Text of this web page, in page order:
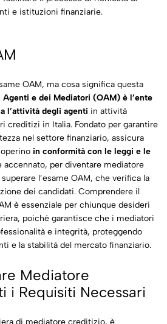
e istituzioni finanziarie.
OAM, ma cosa significa questa
Agenti e dei Mediatori (OAM) è l’ente
l’attività degli agenti in attività
creditizi in Italia. Fondato per garantire
nel settore finanziario, assicura
in conformità con le leggi e le
accennato, per diventare mediatore
l’esame OAM, che verifica la
dei candidati. Comprendere il
è essenziale per chiunque desideri
poiché garantisce che i mediatori
e integrità, proteggendo
e la stabilità del mercato finanziario.
Mediatore
i Requisiti Necessari